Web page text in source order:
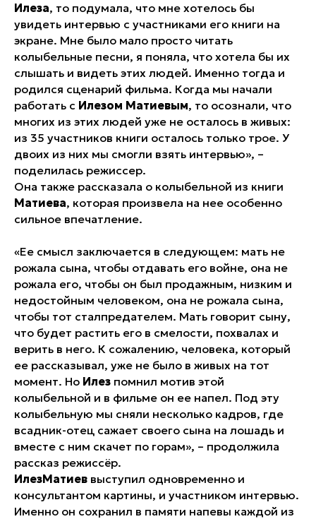
Илеза, то подумала, что мне хотелось бы
увидеть интервью с участниками его книги на
экране. Мне было мало просто читать
колыбельные песни, я поняла, что хотела бы их
слышать и видеть этих людей. Именно тогда и
родился сценарий фильма. Когда мы начали
работать с Илезом Матиевым, то осознали, что
многих из этих людей уже не осталось в живых:
из 35 участников книги осталось только трое. У
двоих из них мы смогли взять интервью», –
поделилась режиссер.
Она также рассказала о колыбельной из книги
Матиева, которая произвела на нее особенно
сильное впечатление.
«Ее смысл заключается в следующем: мать не
рожала сына, чтобы отдавать его войне, она не
рожала его, чтобы он был продажным, низким и
недостойным человеком, она не рожала сына,
чтобы тот сталпредателем. Мать говорит сыну,
что будет растить его в смелости, похвалах и
верить в него. К сожалению, человека, который
ее рассказывал, уже не было в живых на тот
момент. Но Илез помнил мотив этой
колыбельной и в фильме он ее напел. Под эту
колыбельную мы сняли несколько кадров, где
всадник-отец сажает своего сына на лошадь и
вместе с ним скачет по горам», – продолжила
рассказ режиссёр.
ИлезМатиев выступил одновременно и
консультантом картины, и участником интервью.
Именно он сохранил в памяти напевы каждой из